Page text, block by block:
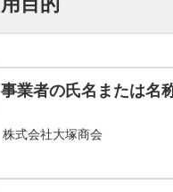
事業者の氏名または名
株式会社大塚商会